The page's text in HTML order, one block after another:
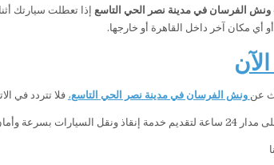
ونش الفرسان في مدينة نصر الحي التاسع إذا تعطلت سيارتك
أي مكان آخر داخل القاهرة أو خارجها.
عن ونش الفرسان في مدينة نصر الحي التاسع، فلا تتردد في
وأمان، حتى تعود إلى طريقك في أسرع وقت.